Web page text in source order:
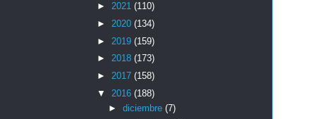
► 2021 (110)
► 2020 (134)
► 2019 (159)
► 2018 (173)
► 2017 (158)
▼ 2016 (188)
► diciembre (7)